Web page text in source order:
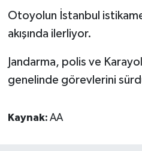
Otoyolun İstanbul
akışında ilerliyor.
Jandarma, polis ve
genelinde görevlerini
Kaynak: AA
Çanakkale Müftülüğü
Çankırı Müftülüğü
Podcast
Bilim, Teknoloji